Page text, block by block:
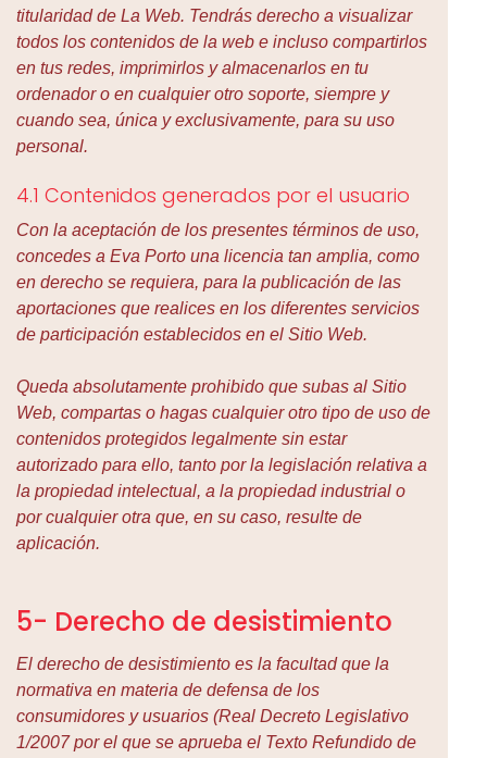
titularidad de La Web. Tendrás derecho a visualizar
todos los contenidos de la web e incluso compartirlos
en tus redes, imprimirlos y almacenarlos en tu
ordenador o en cualquier otro soporte, siempre y
cuando sea, única y exclusivamente, para su uso
personal.
4.1 Contenidos generados por el usuario
Con la aceptación de los presentes términos de uso,
concedes a Eva Porto una licencia tan amplia, como
en derecho se requiera, para la publicación de las
aportaciones que realices en los diferentes servicios
de participación establecidos en el Sitio Web.
Queda absolutamente prohibido que subas al Sitio
Web, compartas o hagas cualquier otro tipo de uso de
contenidos protegidos legalmente sin estar
autorizado para ello, tanto por la legislación relativa a
la propiedad intelectual, a la propiedad industrial o
por cualquier otra que, en su caso, resulte de
aplicación.
5- Derecho de desistimiento
El derecho de desistimiento es la facultad que la
normativa en materia de defensa de los
consumidores y usuarios (Real Decreto Legislativo
1/2007 por el que se aprueba el Texto Refundido de